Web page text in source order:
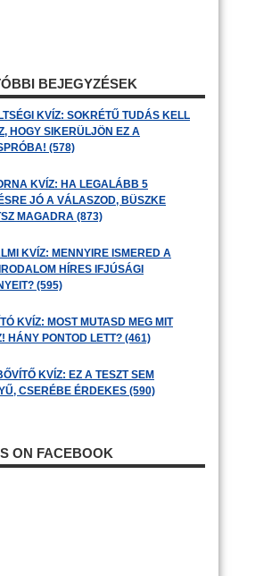
BEJEGYZÉSEK
KVÍZ: SOKRÉTŰ TUDÁS KELL
HOGY SIKERÜLJÖN EZ A
(578)
KVÍZ: HA LEGALÁBB 5
JÓ A VÁLASZOD, BÜSZKE
MAGADRA (873)
KVÍZ: MENNYIRE ISMERED A
HÍRES IFJÚSÁGI
(595)
KVÍZ: MOST MUTASD MEG MIT
HÁNY PONTOD LETT? (461)
KVÍZ: EZ A TESZT SEM
CSERÉBE ÉRDEKES (590)
ON FACEBOOK